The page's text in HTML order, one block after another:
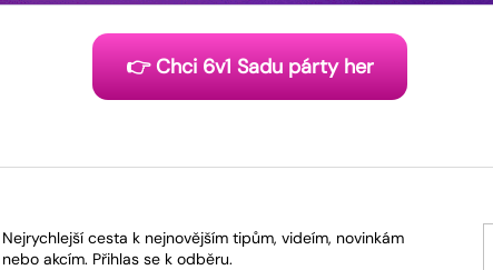
👉 Chci 6v1 Sadu párty her
Nejrychlejší cesta k nejnovějším tipům, videím, novinkám
nebo akcím. Přihlas se k odběru.